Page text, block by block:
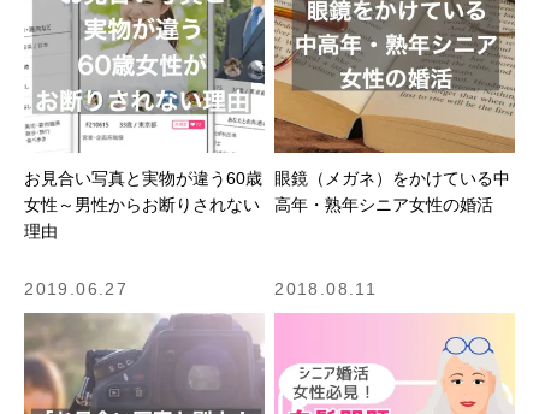
お見合い写真と実物が違う60歳
女性～男性からお断りされない
理由
眼鏡（メガネ）をかけている中
高年・熟年シニア女性の婚活
2019.06.27 2018.08.11